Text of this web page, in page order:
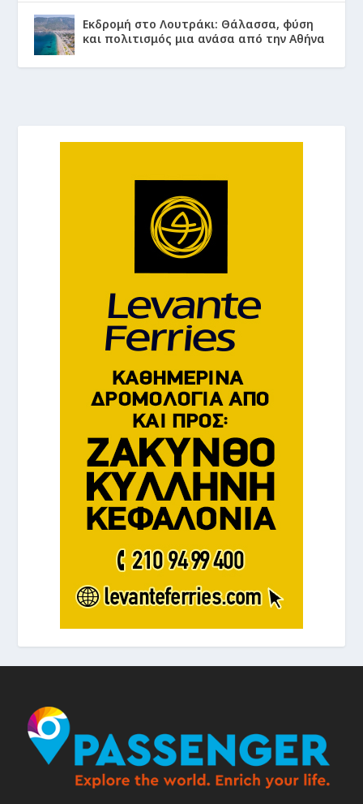
Εκδρομή στο Λουτράκι: Θάλασσα, φύση
και πολιτισμός μια ανάσα από την Αθήνα